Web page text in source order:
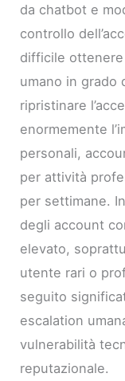
da chatbot e
controllo
difficile
umano in grado
ripristinare
enormemente
personali,
per attività
per settimane.
degli account
elevato,
utente rari o
seguito
escalation
vulnerabilità
reputazionale.